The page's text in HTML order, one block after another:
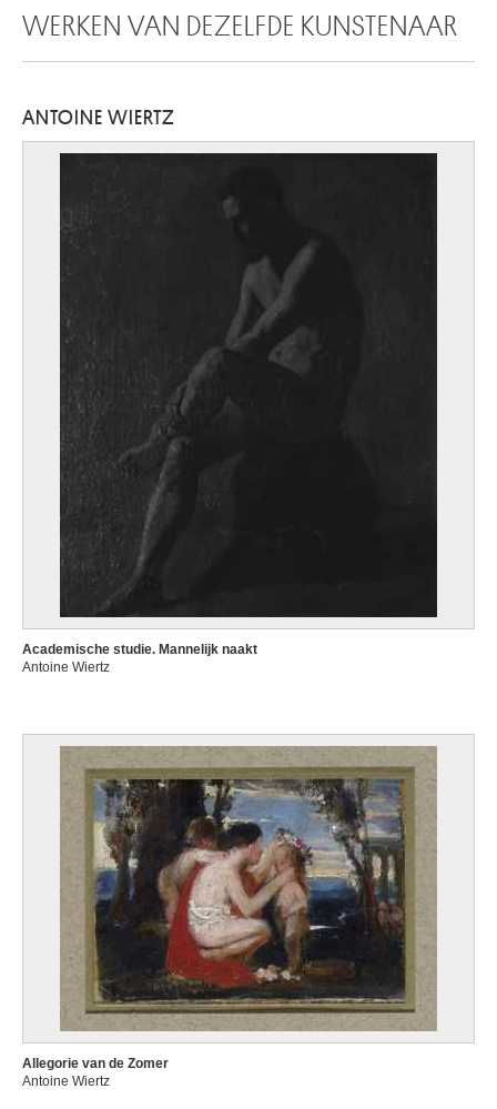
WERKEN VAN DEZELFDE KUNSTENAAR
ANTOINE WIERTZ
Academische studie. Mannelijk naakt
Antoine Wiertz
Allegorie van de Zomer
Antoine Wiertz